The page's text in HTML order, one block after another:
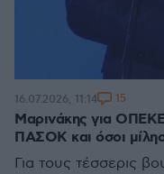
Μαρινάκης για
ΠΑΣΟΚ και όσοι
Για τους τέσσερις
16.07.2026, 11:14 15